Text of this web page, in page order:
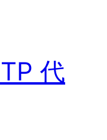
代